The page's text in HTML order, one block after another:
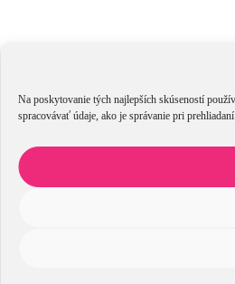
Na poskytovanie tých najlepších skúseností
spracovávať údaje, ako je správanie pri